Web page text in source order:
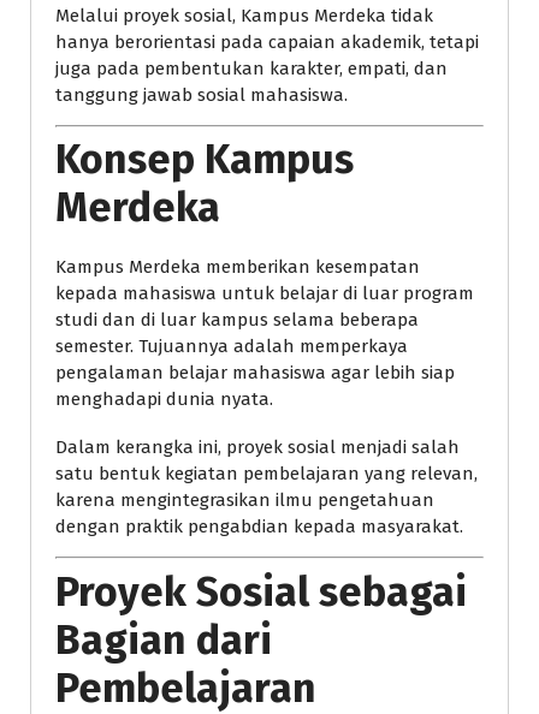
Melalui proyek sosial, Kampus Merdeka tidak
hanya berorientasi pada capaian akademik, tetapi
juga pada pembentukan karakter, empati, dan
tanggung jawab sosial mahasiswa.
Konsep Kampus
Merdeka
Kampus Merdeka memberikan kesempatan
kepada mahasiswa untuk belajar di luar program
studi dan di luar kampus selama beberapa
semester. Tujuannya adalah memperkaya
pengalaman belajar mahasiswa agar lebih siap
menghadapi dunia nyata.
Dalam kerangka ini, proyek sosial menjadi salah
satu bentuk kegiatan pembelajaran yang relevan,
karena mengintegrasikan ilmu pengetahuan
dengan praktik pengabdian kepada masyarakat.
Proyek Sosial sebagai
Bagian dari
Pembelajaran